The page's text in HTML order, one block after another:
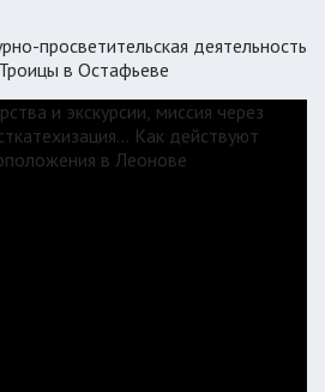
деятельность
в Остафьеве